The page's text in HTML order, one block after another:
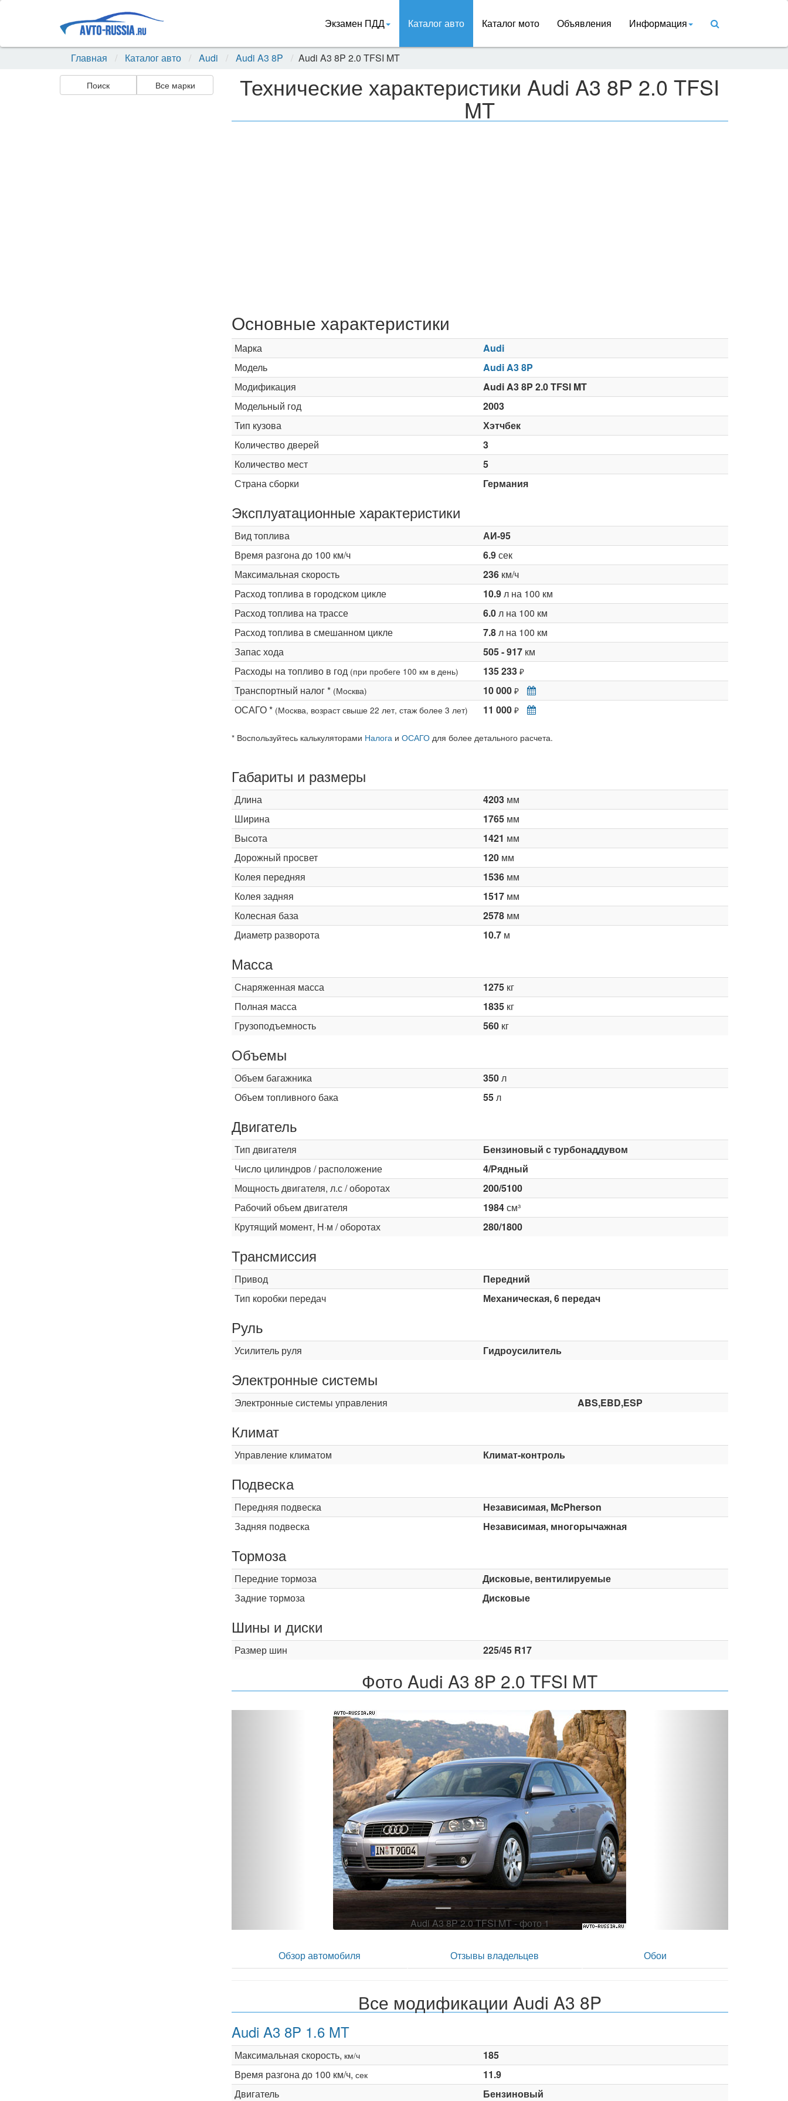
Экзамен ПДД Каталог авто Каталог мото Объявления Информация
Главная Каталог авто Audi Audi A3 8P Audi A3 8P 2.0 TFSI MT
Поиск Все марки Технические характеристики Audi A3 8P 2.0 TFSI
MT
Основные характеристики
Марка
Audi
Модель
Audi A3 8P
Модификация
Audi A3 8P 2.0 TFSI MT
Модельный год
2003
Тип кузова
Хэтчбек
Количество дверей
3
Количество мест
5
Страна сборки
Германия
Эксплуатационные характеристики
Вид топлива
АИ-95
Время разгона до 100 км/ч
6.9сек
Максимальная скорость
236км/ч
Расход топлива в городском цикле
10.9л на 100 км
Расход топлива на трассе
6.0л на 100 км
Расход топлива в смешанном цикле
7.8л на 100 км
Запас хода
505 - 917км
Расходы на топливо в год (при пробеге 100 км в день) 135 233 ₽
Транспортный налог * (Москва) 10 000 ₽
ОСАГО * (Москва, возраст свыше 22 лет, стаж более 3 лет) 11 000 ₽
* Воспользуйтесь калькуляторами Налогаи ОСАГОдля более детального расчета.
Габариты и размеры
Длина 4203мм
Ширина
1765мм
Высота
1421 мм
Дорожный просвет
120мм
Колея передняя
1536мм
Колея задняя
1517мм
Колесная база
2578мм
Диаметр разворота
10.7м
Масса
Снаряженная масса 1275кг
Полная масса
1835кг
Грузоподъемность
560кг
Объемы
Объем багажника 350л
Объем топливного бака
55л
Двигатель
Тип двигателя
Бензиновый с турбонаддувом
Число цилиндров / расположение
4/Рядный
Мощность двигателя, л.с / оборотах
200/5100
Рабочий объем двигателя
1984см³
Крутящий момент, Н·м / оборотах
280/1800
Трансмиссия
Привод
Передний
Тип коробки передач
Механическая, 6 передач
Руль
Усилитель руля Гидроусилитель
Электронные системы
Электронные системы управления ABS,EBD,ESP
Климат
Управление климатом Климат-контроль
Подвеска
Передняя подвеска
Независимая, McPherson
Задняя подвеска
Независимая, многорычажная
Тормоза
Передние тормоза
Дисковые, вентилируемые
Задние тормоза
Дисковые
Шины и диски
Размер шин 225/45 R17
Фото Audi A3 8P 2.0 TFSI MT
Audi A3 8P 2.0 TFSI MT - фото 2
Обзор автомобиля Отзывы владельцев Обои
Все модификации Audi A3 8P
Audi A3 8P 1.6 MT
Максимальная скорость, км/ч
185
Время разгона до 100 км/ч, сек
11.9
Двигатель
Бензиновый